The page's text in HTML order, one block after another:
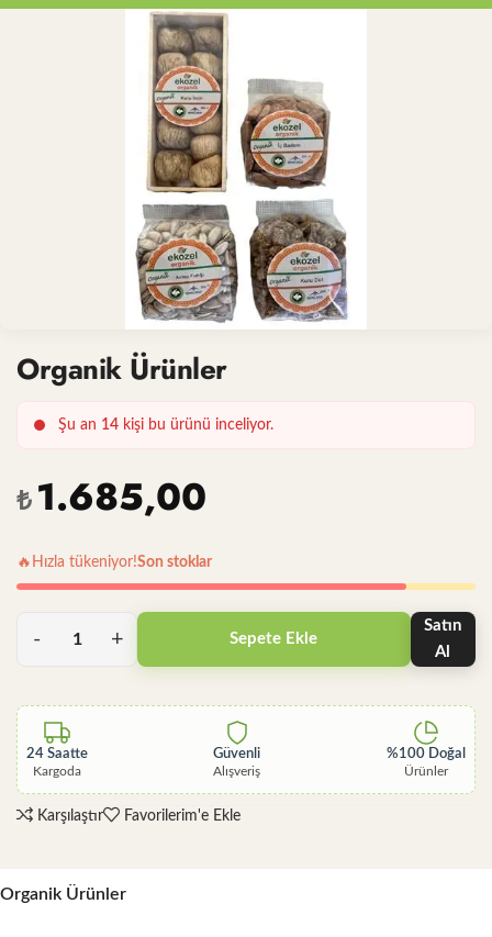
Organik Ürünler
Şu an 14 kişi bu ürünü inceliyor.
₺1.685,00
🔥 Hızla tükeniyor!Son stoklar
Sepete Ekle
Satın
Al
24 Saatte
Kargoda
Güvenli
Alışveriş
%100 Doğal
Ürünler
Karşılaştır Favorilerim'e Ekle
Organik Ürünler